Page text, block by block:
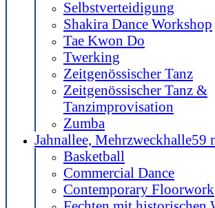
Selbstverteidigung
Shakira Dance Workshop
Tae Kwon Do
Twerking
Zeitgenössischer Tanz
Zeitgenössischer Tanz &
Tanzimprovisation
Zumba
Jahnallee, Mehrzweckhalle59
Basketball
Commercial Dance
Contemporary Floorwork